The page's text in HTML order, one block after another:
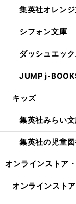
集英社オレン
シフォン文庫
ダッシュエッ
JUMP j-
キッズ
集英社みらい
集英社の児童
オンラインストア・
オンラインストア